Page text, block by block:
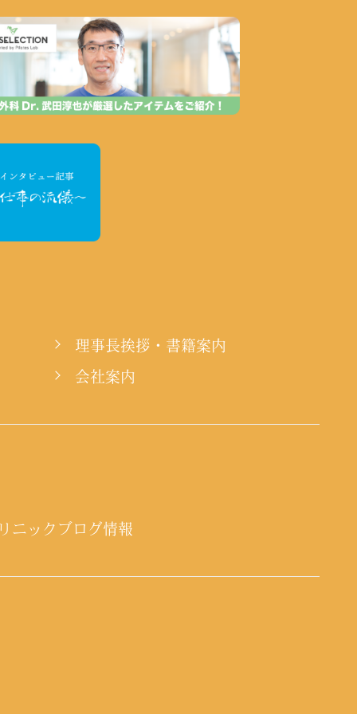
理事長挨拶・書籍案内
会社案内
ニックブログ情報